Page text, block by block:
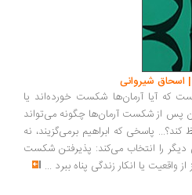
شیروانی
آرمان‌ها شکست خورده‌اند یا
شکست آرمان‌ها چگونه می‌تواند
که ابراهیم برمی‌گزیند، نه
انتخاب می‌کند: پذیرفتن شکست
یا انکار زندگی پناه ببرد...